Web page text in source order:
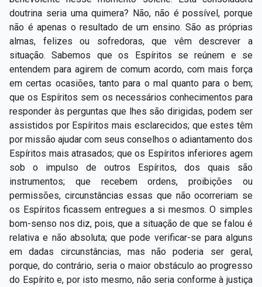
doutrina seria uma quimera? Não, não é possível, porque
não é apenas o resultado de um ensino. São as próprias
almas, felizes ou sofredoras, que vêm descrever a
situação. Sabemos que os Espíritos se reúnem e se
entendem para agirem de comum acordo, com mais força
em certas ocasiões, tanto para o mal quanto para o bem;
que os Espíritos sem os necessários conhecimentos para
responder às perguntas que lhes são dirigidas, podem ser
assistidos por Espíritos mais esclarecidos; que estes têm
por missão ajudar com seus conselhos o adiantamento dos
Espíritos mais atrasados; que os Espíritos inferiores agem
sob o impulso de outros Espíritos, dos quais são
instrumentos; que recebem ordens, proibições ou
permissões, circunstâncias essas que não ocorreriam se
os Espíritos ficassem entregues a si mesmos. O simples
bom-senso nos diz, pois, que a situação de que se falou é
relativa e não absoluta; que pode verificar-se para alguns
em dadas circunstâncias, mas não poderia ser geral,
porque, do contrário, seria o maior obstáculo ao progresso
do Espírito e, por isto mesmo, não seria conforme à justiça